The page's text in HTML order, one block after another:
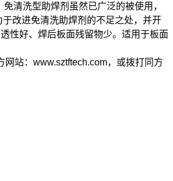
清洗型助焊剂虽然已广泛的被使用，
改进免清洗助焊剂的不足之处，并开
性好、焊后板面残留物少。适用于板面
站：www.sztftech.com，或拨打同方